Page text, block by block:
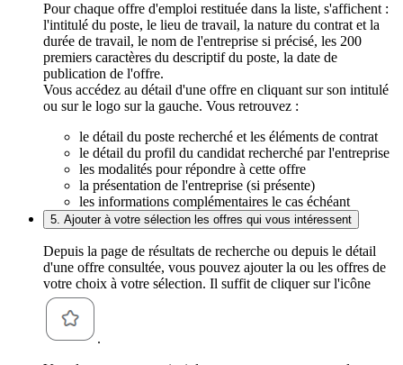
Pour chaque offre d'emploi restituée dans la liste, s'affichent :
l'intitulé du poste, le lieu de travail, la nature du contrat et la
durée de travail, le nom de l'entreprise si précisé, les 200
premiers caractères du descriptif du poste, la date de
publication de l'offre.
Vous accédez au détail d'une offre en cliquant sur son intitulé
ou sur le logo sur la gauche. Vous retrouvez :
le détail du poste recherché et les éléments de contrat
le détail du profil du candidat recherché par l'entreprise
les modalités pour répondre à cette offre
la présentation de l'entreprise (si présente)
les informations complémentaires le cas échéant
5. Ajouter à votre sélection les offres qui vous intéressent
Depuis la page de résultats de recherche ou depuis le détail
d'une offre consultée, vous pouvez ajouter la ou les offres de
votre choix à votre sélection. Il suffit de cliquer sur l'icône
.